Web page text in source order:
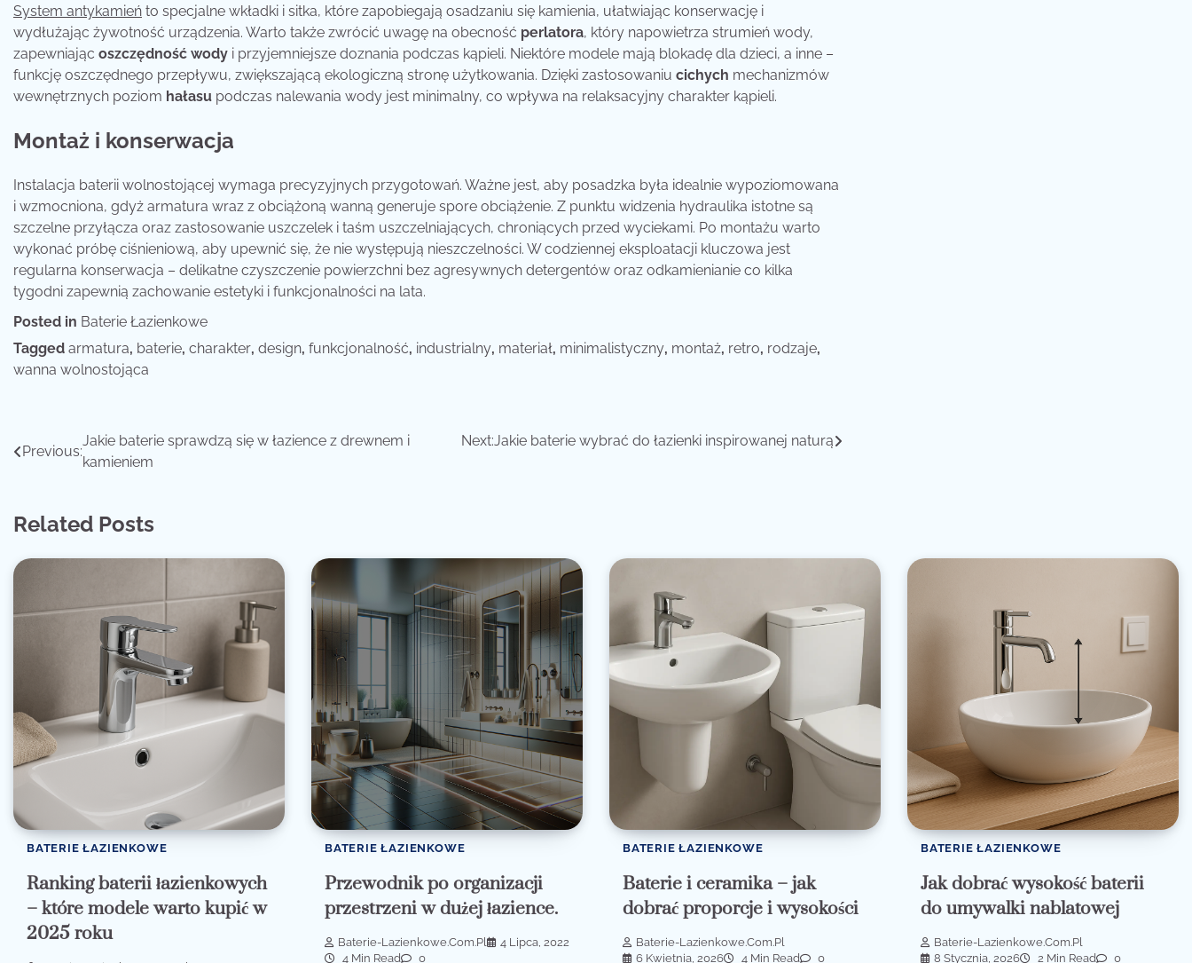
System antykamień to specjalne wkładki i sitka, które zapobiegają osadzaniu się kamienia, ułatwiając konserwację i
wydłużając żywotność urządzenia. Warto także zwrócić uwagę na obecność perlatora, który napowietrza strumień wody,
zapewniając oszczędność wody i przyjemniejsze doznania podczas kąpieli. Niektóre modele mają blokadę dla dzieci, a inne –
funkcję oszczędnego przepływu, zwiększającą ekologiczną stronę użytkowania. Dzięki zastosowaniu cichych mechanizmów
wewnętrznych poziom hałasu podczas nalewania wody jest minimalny, co wpływa na relaksacyjny charakter kąpieli.
Montaż i konserwacja
Instalacja baterii wolnostojącej wymaga precyzyjnych przygotowań. Ważne jest, aby posadzka była idealnie wypoziomowana
i wzmocniona, gdyż armatura wraz z obciążoną wanną generuje spore obciążenie. Z punktu widzenia hydraulika istotne są
szczelne przyłącza oraz zastosowanie uszczelek i taśm uszczelniających, chroniących przed wyciekami. Po montażu warto
wykonać próbę ciśnieniową, aby upewnić się, że nie występują nieszczelności. W codziennej eksploatacji kluczowa jest
regularna konserwacja – delikatne czyszczenie powierzchni bez agresywnych detergentów oraz odkamienianie co kilka
tygodni zapewnią zachowanie estetyki i funkcjonalności na lata.
Posted in Baterie Łazienkowe
Tagged armatura, baterie, charakter, design, funkcjonalność, industrialny, materiał, minimalistyczny, montaż, retro, rodzaje,
wanna wolnostojąca
Nawigacja
Previous:
Jakie baterie sprawdzą się w łazience z drewnem i
kamieniem
Next:Jakie baterie wybrać do łazienki inspirowanej naturą
Related Posts
BATERIE ŁAZIENKOWE
Ranking baterii łazienkowych
– które modele warto kupić w
2025 roku
BATERIE ŁAZIENKOWE
Przewodnik po organizacji
przestrzeni w dużej łazience.
Baterie-Lazienkowe.com.pl
4 Lipca, 2022
4 Min Read
0
BATERIE ŁAZIENKOWE
Baterie i ceramika – jak
dobrać proporcje i wysokości
Baterie-Lazienkowe.com.pl
6 Kwietnia, 2026
4 Min Read 0
BATERIE ŁAZIENKOWE
Jak dobrać wysokość baterii
do umywalki nablatowej
Baterie-Lazienkowe.com.pl
8 Stycznia, 2026
2 Min Read 0